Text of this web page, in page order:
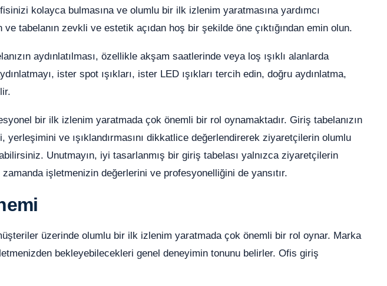
kolayca bulmasına ve olumlu bir ilk izlenim yaratmasına yardımcı
tabelanın zevkli ve estetik açıdan hoş bir şekilde öne çıktığından emin olun.
aydınlatılması, özellikle akşam saatlerinde veya loş ışıklı alanlarda
ister spot ışıkları, ister LED ışıkları tercih edin, doğru aydınlatma,
bir ilk izlenim yaratmada çok önemli bir rol oynamaktadır. Giriş tabelanızın
yerleşimini ve ışıklandırmasını dikkatlice değerlendirerek ziyaretçilerin olumlu
Unutmayın, iyi tasarlanmış bir giriş tabelası yalnızca ziyaretçilerin
zamanda işletmenizin değerlerini ve profesyonelliğini de yansıtır.
üzerinde olumlu bir ilk izlenim yaratmada çok önemli bir rol oynar. Marka
bekleyebilecekleri genel deneyimin tonunu belirler. Ofis giriş